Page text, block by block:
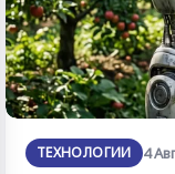
ТЕХНОЛОГИИ 4